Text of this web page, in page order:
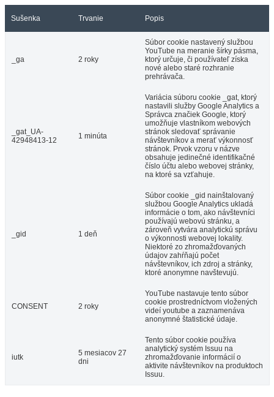
Sušenka Trvanie Popis
_ga 2 roky
Súbor cookie nastavený službou
YouTube na meranie šírky pásma,
ktorý určuje, či používateľ získa
nové alebo staré rozhranie
prehrávača.
_gat_UA-
42948413-12
1 minúta
Variácia súboru cookie _gat, ktorý
nastavili služby Google Analytics a
Správca značiek Google, ktorý
umožňuje vlastníkom webových
stránok sledovať správanie
návštevníkov a merať výkonnosť
stránok. Prvok vzoru v názve
obsahuje jedinečné identifikačné
číslo účtu alebo webovej stránky,
na ktoré sa vzťahuje.
_gid 1 deň
Súbor cookie _gid nainštalovaný
službou Google Analytics ukladá
informácie o tom, ako návštevníci
používajú webovú stránku, a
zároveň vytvára analytickú správu
o výkonnosti webovej lokality.
Niektoré zo zhromažďovaných
údajov zahŕňajú počet
návštevníkov, ich zdroj a stránky,
ktoré anonymne navštevujú.
CONSENT 2 roky
YouTube nastavuje tento súbor
cookie prostredníctvom vložených
videí youtube a zaznamenáva
anonymné štatistické údaje.
iutk
5 mesiacov 27
dni
Tento súbor cookie používa
analytický systém Issuu na
zhromažďovanie informácií o
aktivite návštevníkov na produktoch
Issuu.